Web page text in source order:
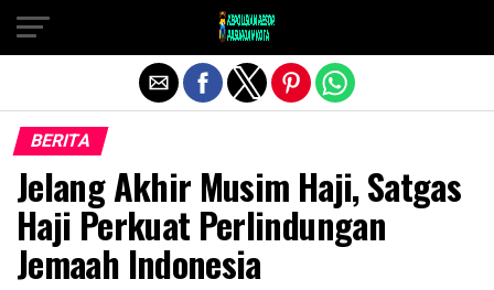
BERITA
Jelang Akhir Musim Haji, Satgas
Haji Perkuat Perlindungan
Jemaah Indonesia
Exit mobile version